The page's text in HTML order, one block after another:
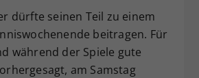
dürfte seinen Teil zu einem
beitragen. Für
während der Spiele gute
am Samstag